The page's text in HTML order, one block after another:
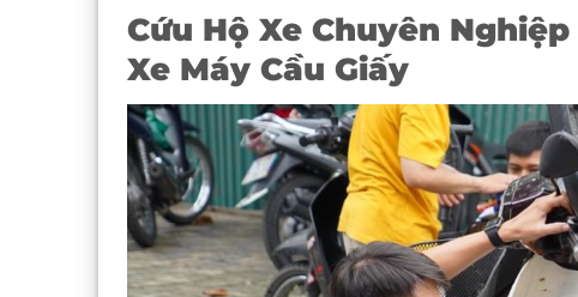
Cứu Hộ Xe Chuyên
Xe Máy Cầu Giấy